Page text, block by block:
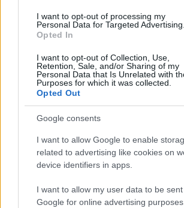
I want to opt-out of processing my
Personal Data for Targeted Advertising.
Opted In
I want to opt-out of Collection, Use,
Retention, Sale, and/or Sharing of my
Personal Data that Is Unrelated with
Purposes for which it was collected.
Opted Out
Google consents
I want to allow Google to enable
related to advertising like cookies on
device identifiers in apps.
I want to allow my user data to be
Google for online advertising purposes.
Antes de ser apartado del equipo por la
temporada 22/23 en los que marcó 4
asistencia, promediando 2,8 tiros, 1,1
regates, 1,4 entradas y 7,1 duelos
para una nota media SofaScore de 6,92.
marcó 10 goles en 27 encuentros,
asistencias. Ese curso su media en
clave, 2,9 entradas, 1,8 regates y 8,8